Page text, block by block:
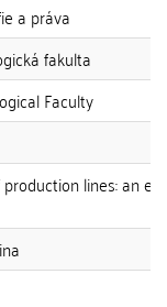
a práva
fakulta
Faculty
lines: an